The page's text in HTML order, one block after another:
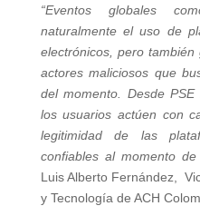
“Eventos globales
naturalmente el uso de
electrónicos, pero
actores maliciosos que
del momento. Desde
los usuarios actúen con
legitimidad de las
confiables al momento
Luis Alberto Fernández,
y Tecnología de ACH